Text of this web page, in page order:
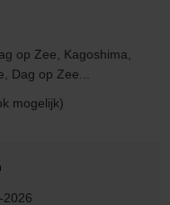
op Zee, Kagoshima,
Dag op Zee...
mogelijk)
2026